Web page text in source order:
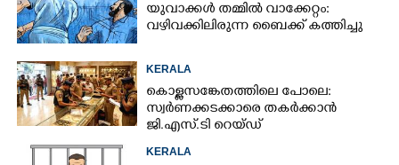
യുവാക്കൾ തമ്മിൽ വാക്കേറ്റം:
വഴിവക്കിലിരുന്ന ബൈക്ക് കത്തിച്ചു
KERALA
കൊള്ളസങ്കേതത്തിലെ പോലെ:
സ്വർണക്കടക്കാരെ തകർക്കാൻ
ജി.എസ്.ടി റെയ്ഡ്
KERALA